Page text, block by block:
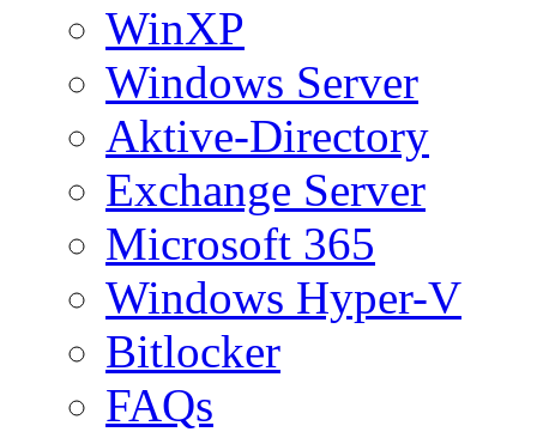
WinXP
Windows Server
Aktive-Directory
Exchange Server
Microsoft 365
Windows Hyper-V
Bitlocker
FAQs